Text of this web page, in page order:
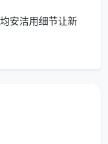
安洁用细节让新